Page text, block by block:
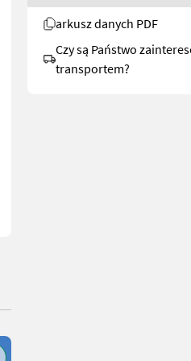
silnikiem JCB Dieselmax
arkusz danych PDF
Czy są Państwo
transportem?